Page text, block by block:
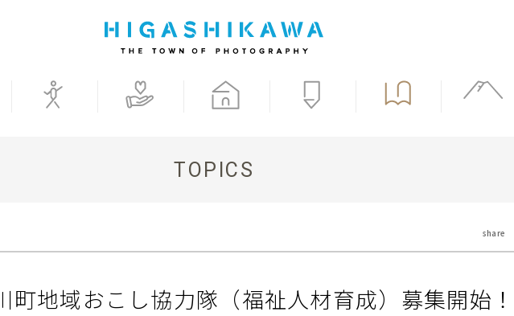
TOPICS
share
町地域おこし協力隊（福祉人材育成）募集開始！